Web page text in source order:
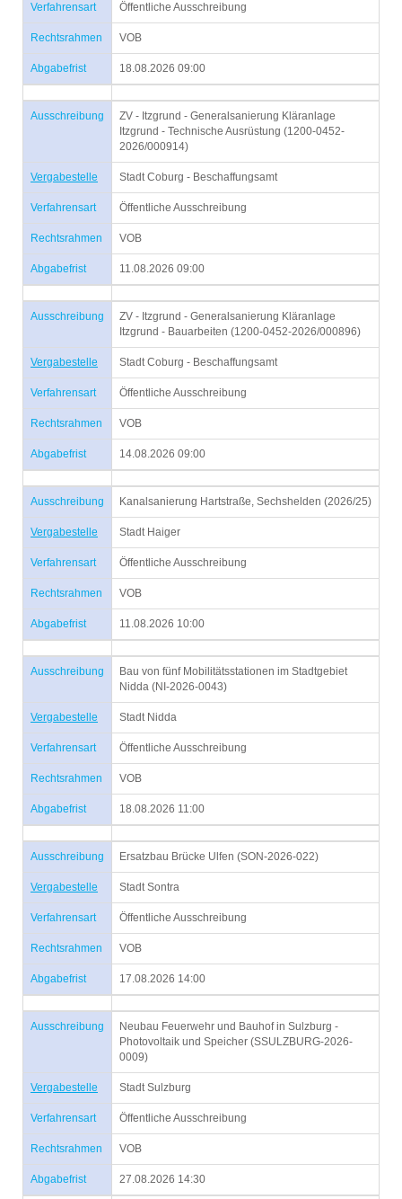
Verfahrensart Öffentliche Ausschreibung
Rechtsrahmen VOB
Abgabefrist 18.08.2026 09:00
Ausschreibung
ZV - Itzgrund - Generalsanierung Kläranlage
Itzgrund - Technische Ausrüstung (1200-0452-
2026/000914)
Vergabestelle Stadt Coburg - Beschaffungsamt
Verfahrensart Öffentliche Ausschreibung
Rechtsrahmen VOB
Abgabefrist 11.08.2026 09:00
Ausschreibung
ZV - Itzgrund - Generalsanierung Kläranlage
Itzgrund - Bauarbeiten (1200-0452-2026/000896)
Vergabestelle Stadt Coburg - Beschaffungsamt
Verfahrensart Öffentliche Ausschreibung
Rechtsrahmen VOB
Abgabefrist 14.08.2026 09:00
Ausschreibung Kanalsanierung Hartstraße, Sechshelden (2026/25)
Vergabestelle Stadt Haiger
Verfahrensart Öffentliche Ausschreibung
Rechtsrahmen VOB
Abgabefrist 11.08.2026 10:00
Ausschreibung
Bau von fünf Mobilitätsstationen im Stadtgebiet
Nidda (NI-2026-0043)
Vergabestelle Stadt Nidda
Verfahrensart Öffentliche Ausschreibung
Rechtsrahmen VOB
Abgabefrist 18.08.2026 11:00
Ausschreibung Ersatzbau Brücke Ulfen (SON-2026-022)
Vergabestelle Stadt Sontra
Verfahrensart Öffentliche Ausschreibung
Rechtsrahmen VOB
Abgabefrist 17.08.2026 14:00
Ausschreibung
Neubau Feuerwehr und Bauhof in Sulzburg -
Photovoltaik und Speicher (SSULZBURG-2026-
0009)
Vergabestelle Stadt Sulzburg
Verfahrensart Öffentliche Ausschreibung
Rechtsrahmen VOB
Abgabefrist 27.08.2026 14:30